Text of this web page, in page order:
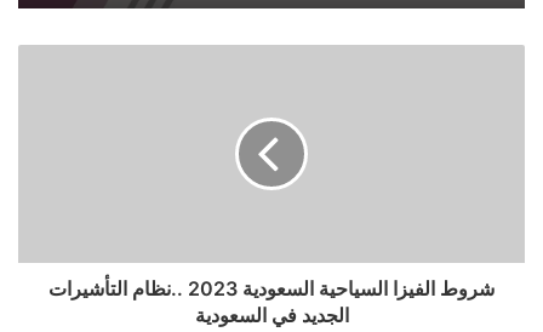
شروط الفيزا السياحية السعودية 2023 ..نظام التأشيرات
الجديد في السعودية